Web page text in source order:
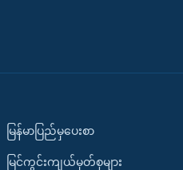
မြန်မာပြည်မှပေးစာ
မြင်ကွင်းကျယ်မှတ်စုများ